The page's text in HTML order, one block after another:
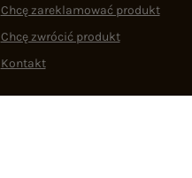
Chcę zareklamować produkt
Chcę zwrócić produkt
Kontakt